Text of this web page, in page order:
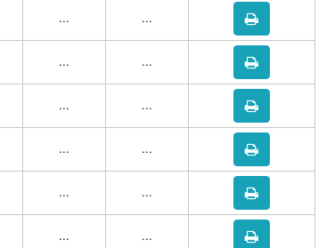
... ...
... ...
... ...
... ...
... ...
... ...